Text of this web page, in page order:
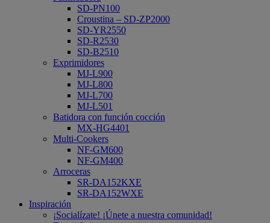
SD-PN100
Croustina – SD-ZP2000
SD-YR2550
SD-R2530
SD-B2510
Exprimidores
MJ-L900
MJ-L800
MJ-L700
MJ-L501
Batidora con función cocción
MX-HG4401
Multi-Cookers
NF-GM600
NF-GM400
Arroceras
SR-DA152KXE
SR-DA152WXE
Inspiración
¡Socialízate! ¡Únete a nuestra comunidad!